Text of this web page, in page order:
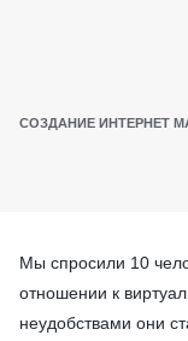
СОЗДАНИЕ ИНТЕРНЕТ
Мы спросили 10
отношении к
неудобствами они